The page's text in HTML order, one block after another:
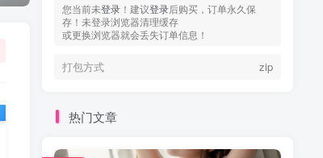
您当前未登录 ！建议登录后购买，订单永久保
存！未登录浏览器清理缓存
或更换浏览器就会丢失订单信息！
打包方式 zip
热门文章